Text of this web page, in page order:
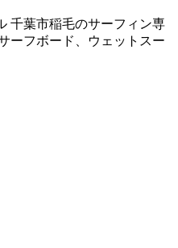
千葉市稲毛のサーフィン専
ーフボード、ウェットスー